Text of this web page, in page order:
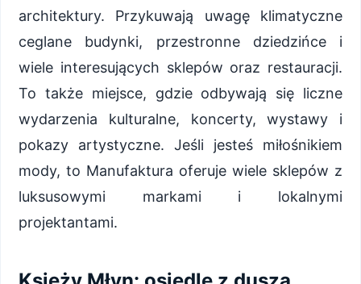
architektury. Przykuwają uwagę klimatyczne
ceglane budynki, przestronne dziedzińce i
wiele interesujących sklepów oraz restauracji.
To także miejsce, gdzie odbywają się liczne
wydarzenia kulturalne, koncerty, wystawy i
pokazy artystyczne. Jeśli jesteś miłośnikiem
mody, to Manufaktura oferuje wiele sklepów z
luksusowymi markami i lokalnymi
projektantami.